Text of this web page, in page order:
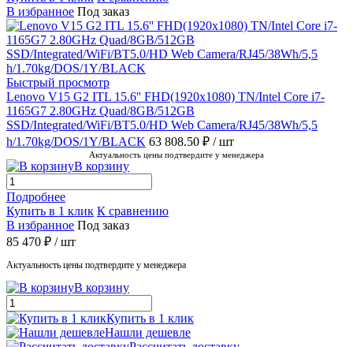
В избранное Под заказ
Быстрый просмотр
Lenovo V15 G2 ITL 15.6'' FHD(1920x1080) TN/Intel Core i7-
1165G7 2.80GHz Quad/8GB/512GB
SSD/Integrated/WiFi/BT5.0/HD Web Camera/RJ45/38Wh/5,5
h/1.70kg/DOS/1Y/BLACK 63 808.50 ₽ / шт
Актуальность цены подтвердите у менеджера
В корзину
Подробнее
Купить в 1 клик К сравнению
В избранное Под заказ
85 470 ₽ / шт
Актуальность цены подтвердите у менеджера
В корзину
Купить в 1 клик
Нашли дешевле